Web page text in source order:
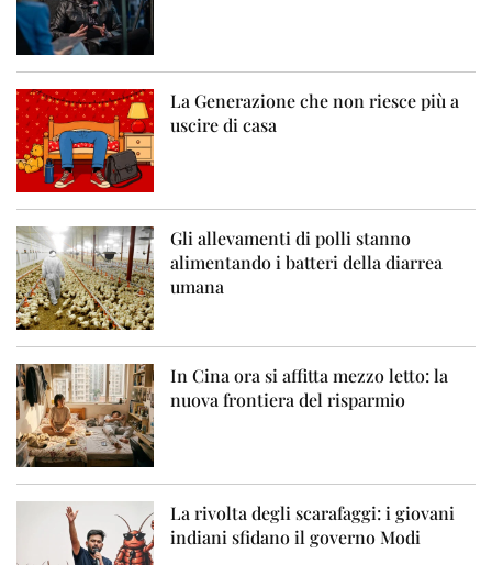
La Generazione che non riesce più a
uscire di casa
Gli allevamenti di polli stanno
alimentando i batteri della diarrea
umana
In Cina ora si affitta mezzo letto: la
nuova frontiera del risparmio
La rivolta degli scarafaggi: i giovani
indiani sfidano il governo Modi